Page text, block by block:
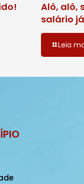
Alô, alô,
salário
Leia